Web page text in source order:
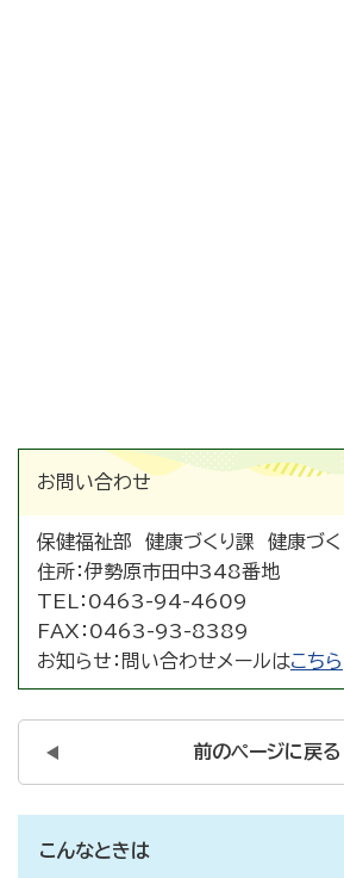
お問い合わせ
保健福祉部 健康づくり課 健康づく
住所：伊勢原市田中348番地
TEL： 0463-94-4609
FAX： 0463-93-8389
お知らせ： 問い合わせメールはこちら
前のページに戻る
こんなときは